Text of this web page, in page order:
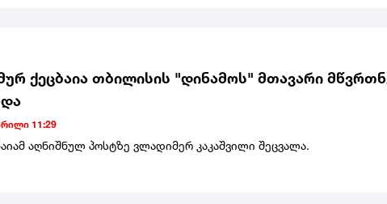
ქეცბაია თბილისის "დინამოს" მთავარი
11:29
აღნიშნულ პოსტზე ვლადიმერ კაკაშვილი შეცვალა.